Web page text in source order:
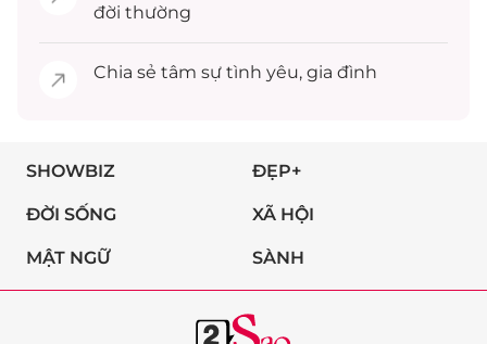
đời thường
Chia sẻ tâm sự tình yêu, gia đình
SHOWBIZ ĐẸP+
ĐỜI SỐNG XÃ HỘI
MẬT NGỮ SÀNH